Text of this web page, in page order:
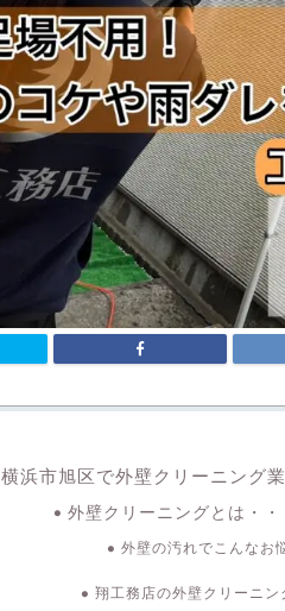
横浜市旭区で外壁クリーニング
外壁クリーニングとは・・
外壁の汚れでこんなお
翔工務店の外壁クリーニ